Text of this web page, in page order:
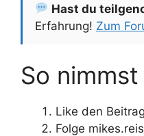
Hast du
Erfahrung! Zum
So
Like den Beitrag
Folge